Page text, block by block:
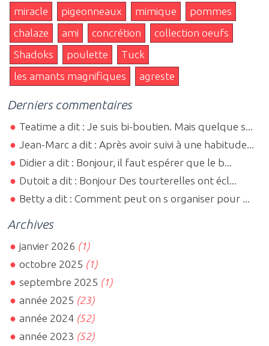
miracle
pigeonneaux mimique
pommes
chalaze
ami concrétion
collection oeufs
Shadoks
poulette
Tuck
les amants magnifiques
agreste
Derniers commentaires
Teatime a dit : Je suis bi-boutien. Mais quelque s...
Jean-Marc a dit : Après avoir suivi à une habitude...
Didier a dit : Bonjour, il faut espérer que le b...
Dutoit a dit : Bonjour Des tourterelles ont écl...
Betty a dit : Comment peut on s organiser pour ...
Archives
janvier 2026 (1)
octobre 2025 (1)
septembre 2025 (1)
année 2025 (23)
année 2024 (52)
année 2023 (52)